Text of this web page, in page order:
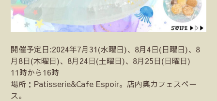
開催予定日:2024年7月31(水曜日)、8月4日(日曜日)、8
月8日(木曜日)、8月24日(土曜日)、8月25日(日曜日)
11時から16時
場所：Patisserie&Cafe Espoir。店内奥カフェスペー
ス。